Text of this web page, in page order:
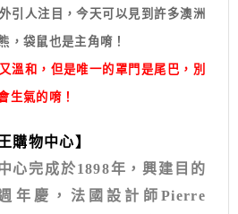
引人注目，今天可以見到許多澳洲
，袋鼠也是主角唷！
溫和，但是唯一的罩門是尾巴，別
生氣的唷！
購物中心】
心完成於1898年，興建目的
年慶，法國設計師Pierre